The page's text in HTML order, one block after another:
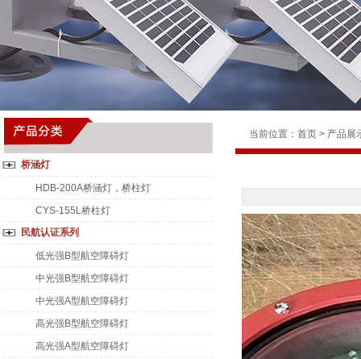
桥涵灯
HDB-200A桥涵灯，桥柱灯
CYS-155L桥柱灯
民航认证系列
低光强B型航空障碍灯
中光强B型航空障碍灯
中光强A型航空障碍灯
高光强B型航空障碍灯
高光强A型航空障碍灯
当前位置： 首页 > 产品展